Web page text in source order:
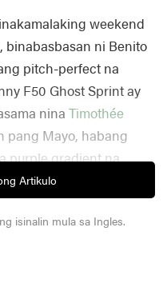
weekend
binabasbasan ni Benito
pitch-perfect na
F50 Ghost Sprint ay
nina Timothée
pang Mayo, habang
purple gradient na
na bumabalot sa
may kumokontrast na
Artikulo
isinalin mula sa Ingles.